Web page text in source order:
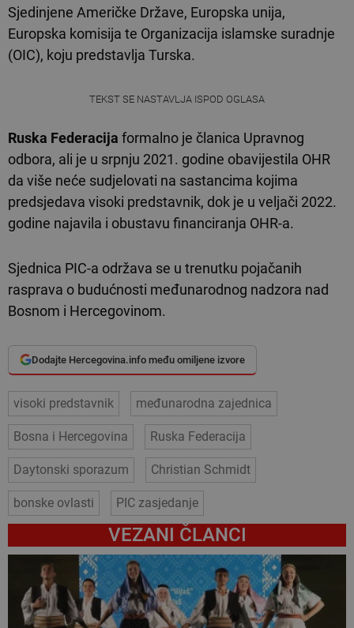
Sjedinjene Američke Države, Europska unija,
Europska komisija te Organizacija islamske suradnje
(OIC), koju predstavlja Turska.
TEKST SE NASTAVLJA ISPOD OGLASA
Ruska Federacija formalno je članica Upravnog
odbora, ali je u srpnju 2021. godine obavijestila OHR
da više neće sudjelovati na sastancima kojima
predsjedava visoki predstavnik, dok je u veljači 2022.
godine najavila i obustavu financiranja OHR-a.
Sjednica PIC-a održava se u trenutku pojačanih
rasprava o budućnosti međunarodnog nadzora nad
Bosnom i Hercegovinom.
Dodajte Hercegovina.info među omiljene izvore
visoki predstavnik međunarodna zajednica
Bosna i Hercegovina Ruska Federacija
Daytonski sporazum Christian Schmidt
bonske ovlasti PIC zasjedanje
VEZANI ČLANCI